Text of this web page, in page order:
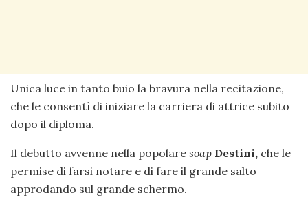
Unica luce in tanto buio la bravura nella recitazione,
che le consentì di iniziare la carriera di attrice subito
dopo il diploma.
Il debutto avvenne nella popolare soap Destini, che le
permise di farsi notare e di fare il grande salto
approdando sul grande schermo.